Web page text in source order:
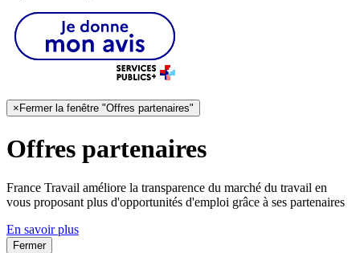
× Fermer la fenêtre "Offres partenaires"
Offres partenaires
France Travail améliore la transparence du marché du travail en
vous proposant plus d'opportunités d'emploi grâce à ses partenaires
En savoir plus
Fermer